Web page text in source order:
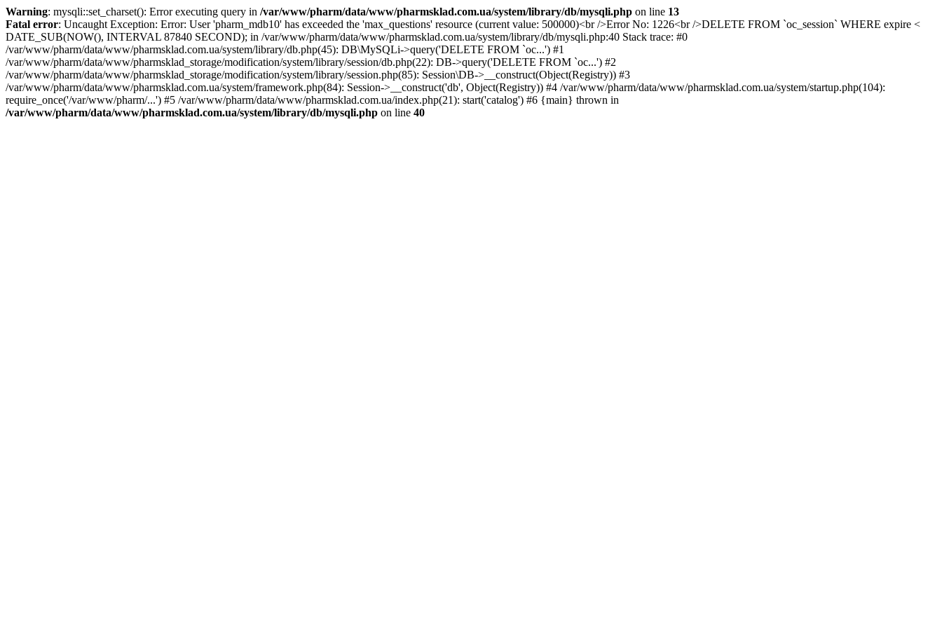
Warning: mysqli::set_charset(): Error executing query in /var/www/pharm/data/www/pharmsklad.com.ua/system/library/db/mysqli.php on line 13
Fatal error: Uncaught Exception: Error: User 'pharm_mdb10' has exceeded the 'max_questions' resource (current value: 500000)<br />Error No: 1226<br />DELETE FROM `oc_session` WHERE expire <
DATE_SUB(NOW(), INTERVAL 87840 SECOND); in /var/www/pharm/data/www/pharmsklad.com.ua/system/library/db/mysqli.php:40 Stack trace: #0
/var/www/pharm/data/www/pharmsklad.com.ua/system/library/db.php(45): DB\MySQLi->query('DELETE FROM `oc...') #1
/var/www/pharm/data/www/pharmsklad_storage/modification/system/library/session/db.php(22): DB->query('DELETE FROM `oc...') #2
/var/www/pharm/data/www/pharmsklad_storage/modification/system/library/session.php(85): Session\DB->__construct(Object(Registry)) #3
/var/www/pharm/data/www/pharmsklad.com.ua/system/framework.php(84): Session->__construct('db', Object(Registry)) #4 /var/www/pharm/data/www/pharmsklad.com.ua/system/startup.php(104):
require_once('/var/www/pharm/...') #5 /var/www/pharm/data/www/pharmsklad.com.ua/index.php(21): start('catalog') #6 {main} thrown in
/var/www/pharm/data/www/pharmsklad.com.ua/system/library/db/mysqli.php on line 40